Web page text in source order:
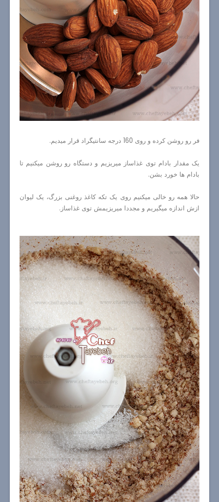
فر رو روشن کرده و روی 160 درجه سانتیگراد قرار میدیم.
یک مقدار بادام توی غذاساز میریزیم و دستگاه رو روشن میکنیم تا
بادام ها خورد بشن.
حالا همه رو خالی میکنیم روی یک تکه کاغذ روغنی بزرگ، یک لیوان
ازش اندازه میگیریم و مجددا میریزیمش توی غذاساز.